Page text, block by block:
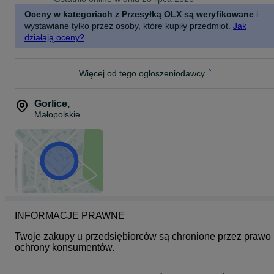
Oceny w kategoriach z Przesyłką OLX są weryfikowane i
wystawiane tylko przez osoby, które kupiły przedmiot. Jak
działają oceny?
Więcej od tego ogłoszeniodawcy
Gorlice,
Małopolskie
INFORMACJE PRAWNE
Twoje zakupy u przedsiębiorców są chronione przez prawo
ochrony konsumentów.